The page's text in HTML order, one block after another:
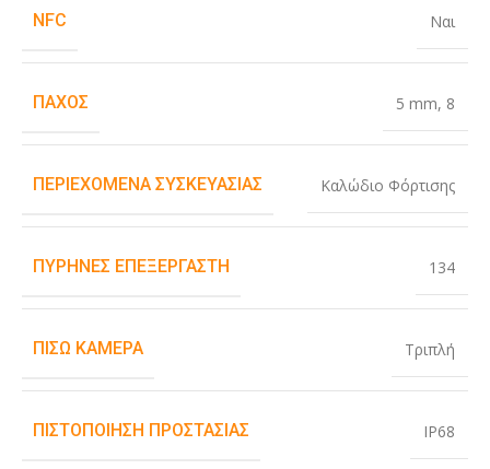
NFC Ναι
ΠΆΧΟΣ 5 mm, 8
ΠΕΡΙΕΧΌΜΕΝΑ ΣΥΣΚΕΥΑΣΊΑΣ Καλώδιο Φόρτισης
ΠΥΡΉΝΕΣ ΕΠΕΞΕΡΓΑΣΤΉ 134
ΠΊΣΩ ΚΆΜΕΡΑ Τριπλή
ΠΙΣΤΟΠΟΊΗΣΗ ΠΡΟΣΤΑΣΊΑΣ IP68